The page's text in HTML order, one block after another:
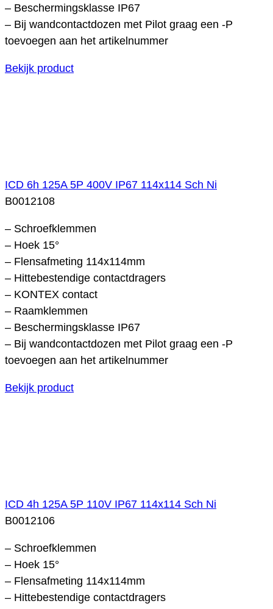
– Beschermingsklasse IP67
– Bij wandcontactdozen met Pilot graag een -P
toevoegen aan het artikelnummer
Bekijk product
ICD 6h 125A 5P 400V IP67 114x114 Sch Ni
B0012108
– Schroefklemmen
– Hoek 15°
– Flensafmeting 114x114mm
– Hittebestendige contactdragers
– KONTEX contact
– Raamklemmen
– Beschermingsklasse IP67
– Bij wandcontactdozen met Pilot graag een -P
toevoegen aan het artikelnummer
Bekijk product
ICD 4h 125A 5P 110V IP67 114x114 Sch Ni
B0012106
– Schroefklemmen
– Hoek 15°
– Flensafmeting 114x114mm
– Hittebestendige contactdragers